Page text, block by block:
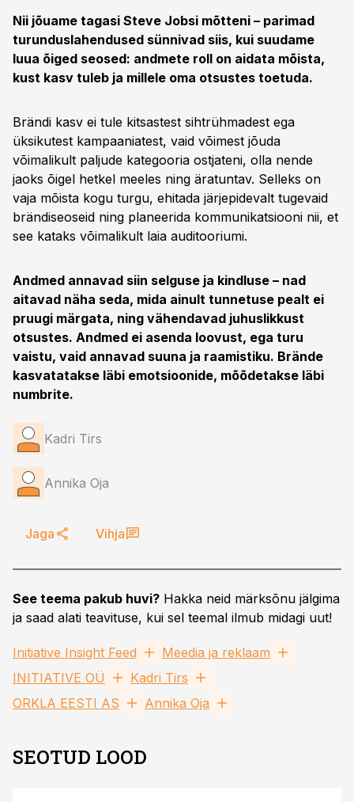
Nii jõuame tagasi Steve Jobsi mõtteni – parimad
turunduslahendused sünnivad siis, kui suudame
luua õiged seosed: andmete roll on aidata mõista,
kust kasv tuleb ja millele oma otsustes toetuda.
Brändi kasv ei tule kitsastest sihtrühmadest ega
üksikutest kampaaniatest, vaid võimest jõuda
võimalikult paljude kategooria ostjateni, olla nende
jaoks õigel hetkel meeles ning äratuntav. Selleks on
vaja mõista kogu turgu, ehitada järjepidevalt tugevaid
brändiseoseid ning planeerida kommunikatsiooni nii, et
see kataks võimalikult laia auditooriumi.
Andmed annavad siin selguse ja kindluse – nad
aitavad näha seda, mida ainult tunnetuse pealt ei
pruugi märgata, ning vähendavad juhuslikkust
otsustes. Andmed ei asenda loovust, ega turu
vaistu, vaid annavad suuna ja raamistiku. Brände
kasvatatakse läbi emotsioonide, mõõdetakse läbi
numbrite.
Kadri Tirs
Annika Oja
Jaga Vihja
See teema pakub huvi? Hakka neid märksõnu jälgima
ja saad alati teavituse, kui sel teemal ilmub midagi uut!
Initiative Insight Feed
Meedia ja reklaam
INITIATIVE OÜ
Kadri Tirs
ORKLA EESTI AS
Annika Oja
SEOTUD LOOD